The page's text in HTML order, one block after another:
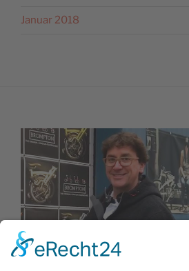
Januar 2018